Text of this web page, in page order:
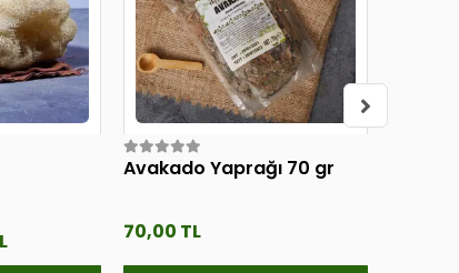
Avakado Yaprağı 70 gr
70,00 TL